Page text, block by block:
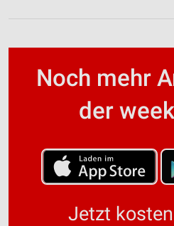
Noch mehr
der
Jetzt